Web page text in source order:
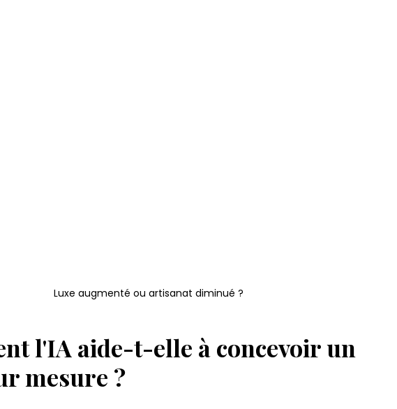
Luxe augmenté ou artisanat diminué ?
l'IA aide-t-elle à concevoir un
mesure ?